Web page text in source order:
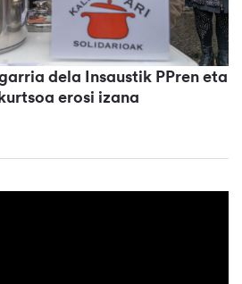
dela Insaustik PPren eta
erosi izana